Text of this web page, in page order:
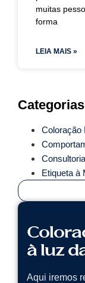
muitas
forma
LEIA MAIS »
Categorias
Coloração
Etiqueta à
à luz
Aqui iremos